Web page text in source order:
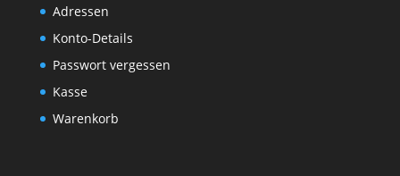
Adressen
Konto-Details
Passwort vergessen
Kasse
Warenkorb